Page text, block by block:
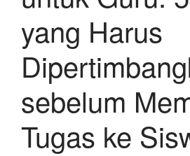
yang Harus
sebelum
Tugas ke